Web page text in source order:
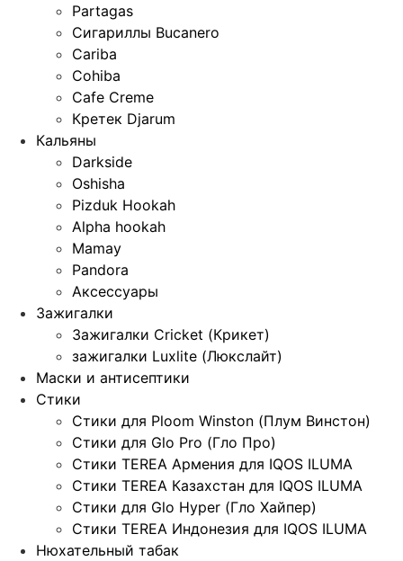
Partagas
Сигариллы Bucanero
Cariba
Cohiba
Cafe Creme
Кретек Djarum
Кальяны
Darkside
Oshisha
Pizduk Hookah
Alpha hookah
Mamay
Pandora
Аксессуары
Зажигалки
Зажигалки Cricket (Крикет)
зажигалки Luxlite (Люкслайт)
Маски и антисептики
Стики
Стики для Ploom Winston (Плум Винстон)
Стики для Glo Pro (Гло Про)
Стики TEREA Армения для IQOS ILUMA
Стики TEREA Казахстан для IQOS ILUMA
Стики для Glo Hyper (Гло Хайпер)
Стики TEREA Индонезия для IQOS ILUMA
Нюхательный табак